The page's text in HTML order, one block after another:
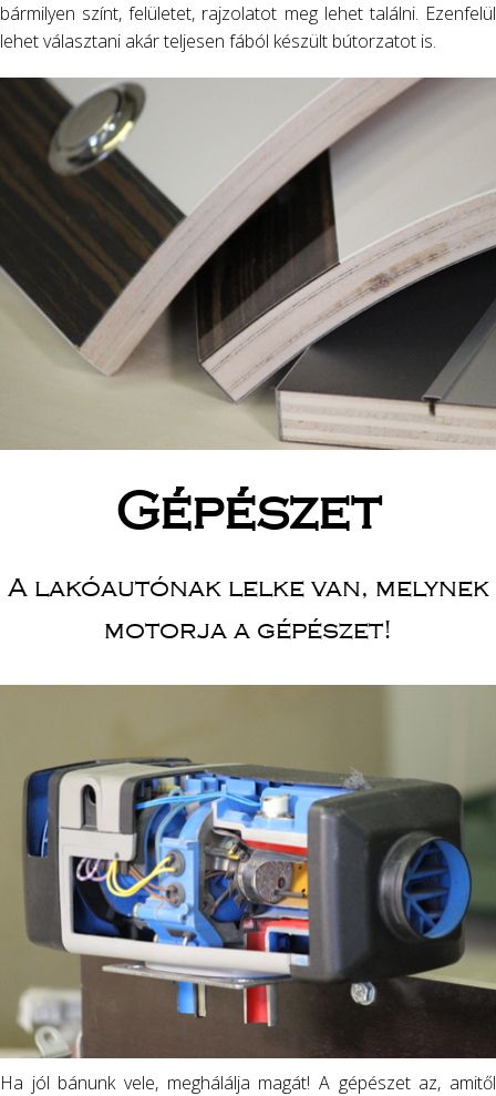
bármilyen színt, felületet, rajzolatot meg lehet találni. Ezenfelül
lehet választani akár teljesen fából készült bútorzatot is.
Gépészet
A lakóautónak lelke van, melynek
motorja a gépészet!
Ha jól bánunk vele, meghálálja magát! A gépészet az, amitől